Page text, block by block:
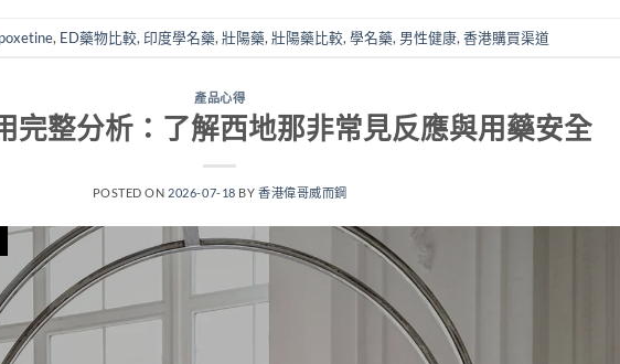
, ED藥物比較, 印度學名藥, 壯陽藥, 壯陽藥比較, 學名藥, 男性健康, 香港購買渠道
產品心得
完整分析：了解西地那非常見反應與用藥安全
POSTED ON 2026-07-18 BY香港偉哥威而鋼